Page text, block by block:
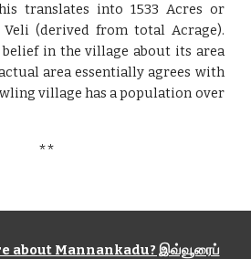
translates into 1533 Acres or
(derived from total Acrage).
in the village about its area
area essentially agrees with
village has a population over
**
about Mannankadu? இவ்வூரைப்